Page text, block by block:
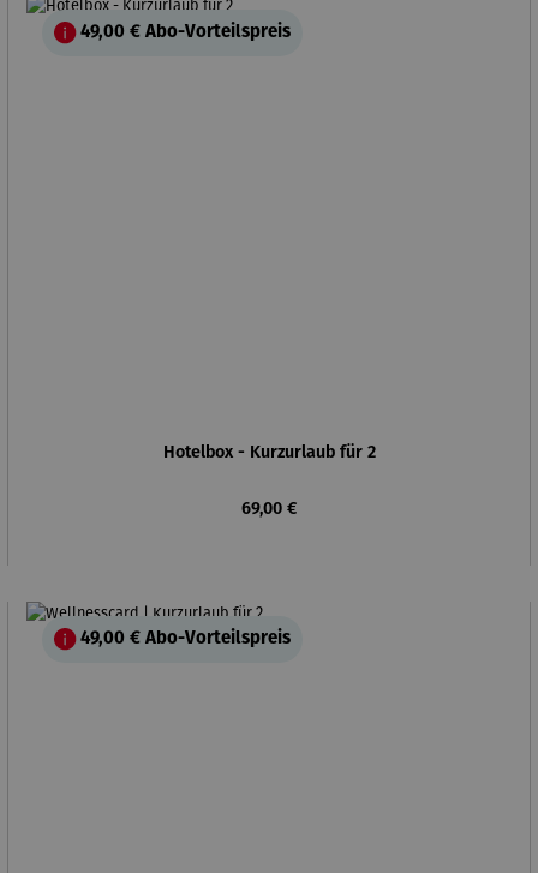
49,00 € Abo-Vorteilspreis
Hotelbox - Kurzurlaub für 2
Regulärer Preis:
69,00 €
49,00 € Abo-Vorteilspreis